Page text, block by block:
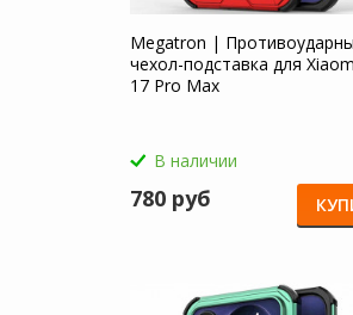
Megatron |
чехол-подставка для
17 Pro Max
В наличии
780 руб